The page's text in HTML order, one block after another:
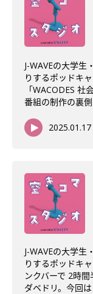
J-WAVEの大学生
りするポッドキ
「WACODES
番組の制作の裏
2025.01.17
J-WAVEの大学生
りするポッドキ
ンクバーで 2時
ダベドリ。今回